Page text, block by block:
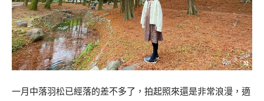
一月中落羽松已經落的差不多了，拍起照來還是非常浪漫，適